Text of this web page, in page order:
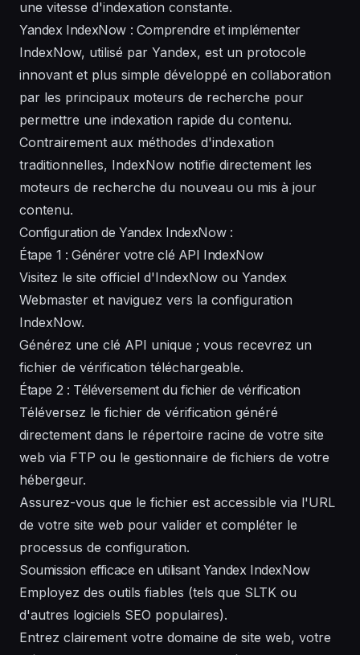
une vitesse d'indexation constante.
Yandex IndexNow : Comprendre et implémenter
IndexNow, utilisé par Yandex, est un protocole
innovant et plus simple développé en collaboration
par les principaux moteurs de recherche pour
permettre une indexation rapide du contenu.
Contrairement aux méthodes d'indexation
traditionnelles, IndexNow notifie directement les
moteurs de recherche du nouveau ou mis à jour
contenu.
Configuration de Yandex IndexNow :
Étape 1 : Générer votre clé API IndexNow
Visitez le site officiel d'IndexNow ou Yandex
Webmaster et naviguez vers la configuration
IndexNow.
Générez une clé API unique ; vous recevrez un
fichier de vérification téléchargeable.
Étape 2 : Téléversement du fichier de vérification
Téléversez le fichier de vérification généré
directement dans le répertoire racine de votre site
web via FTP ou le gestionnaire de fichiers de votre
hébergeur.
Assurez-vous que le fichier est accessible via l'URL
de votre site web pour valider et compléter le
processus de configuration.
Soumission efficace en utilisant Yandex IndexNow
Employez des outils fiables (tels que SLTK ou
d'autres logiciels SEO populaires).
Entrez clairement votre domaine de site web, votre